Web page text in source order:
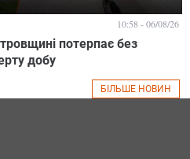
потерпає без
добу
10:58 - 06/08/26
БІЛЬШЕ НОВИН